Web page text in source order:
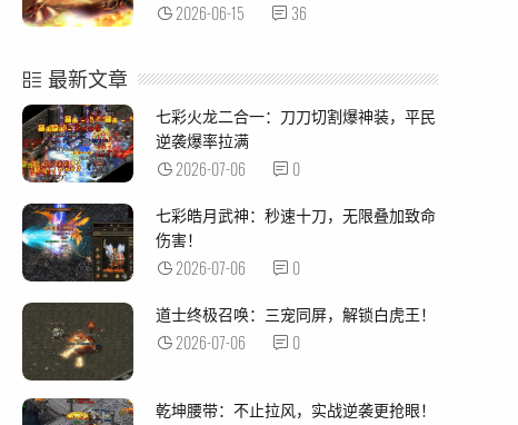
2026-06-15 36
最新文章
七彩火龙二合一：刀刀切割爆神装，平民
逆袭爆率拉满
2026-07-06 0
七彩皓月武神：秒速十刀，无限叠加致命
伤害！
2026-07-06 0
道士终极召唤：三宠同屏，解锁白虎王！
2026-07-06 0
乾坤腰带：不止拉风，实战逆袭更抢眼！